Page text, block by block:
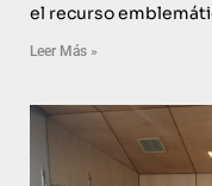
el recurso
Leer Más »